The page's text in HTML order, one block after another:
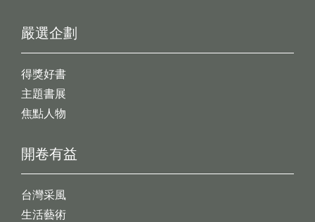
開卷有益
台灣采風
生活藝術
嚴選企劃
得獎好書
主題書展
焦點人物